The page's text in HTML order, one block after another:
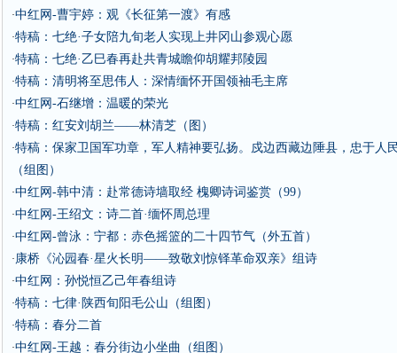
·中红网-曹宇婷：观《长征第一渡》有感
·特稿：七绝·子女陪九旬老人实现上井冈山参观心愿
·特稿：七绝·乙巳春再赴共青城瞻仰胡耀邦陵园
·特稿：清明将至思伟人：深情缅怀开国领袖毛主席
·中红网-石继增：温暖的荣光
·特稿：红安刘胡兰——林清芝（图）
·特稿：保家卫国军功章，军人精神要弘扬。戍边西藏边陲县，忠于人
（组图）
·中红网-韩中清：赴常德诗墙取经 槐卿诗词鉴赏（99）
·中红网-王绍文：诗二首·缅怀周总理
·中红网-曾泳：宁都：赤色摇篮的二十四节气（外五首）
·康桥《沁园春·星火长明——致敬刘惊铎革命双亲》组诗
·中红网：孙悦恒乙己年春组诗
·特稿：七律·陕西旬阳毛公山（组图）
·特稿：春分二首
·中红网-王越：春分街边小坐曲（组图）